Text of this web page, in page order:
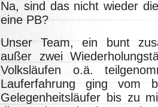
Na, sind das nicht wieder
eine PB?
Unser Team, ein bunt
außer zwei
Volksläufen o.ä.
Lauferfahrung ging vom
Gelegenheitsläufer bis zu